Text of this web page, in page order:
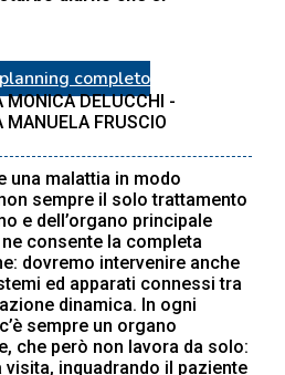
completo
MONICA DELUCCHI -
MANUELA FRUSCIO
una malattia in modo
sempre il solo trattamento
e dell’organo principale
consente la completa
dovremo intervenire anche
ed apparati connessi tra
dinamica. In ogni
sempre un organo
che però non lavora da solo:
visita, inquadrando il paziente